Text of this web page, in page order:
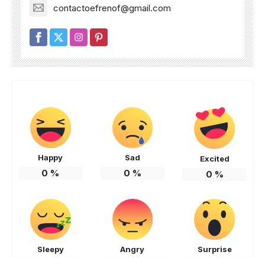
contactoefrenof@gmail.com
Happy
0 %
Sad
0 %
Excited
0 %
Sleepy Angry Surprise